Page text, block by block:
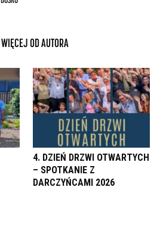
WIĘCEJ OD AUTORA
4. DZIEŃ DRZWI OTWARTYCH
– SPOTKANIE Z
DARCZYŃCAMI 2026